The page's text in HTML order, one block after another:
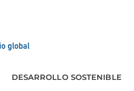
DESARROLLO SOSTENIBLE